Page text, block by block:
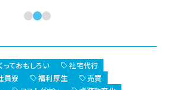
っておもしろい
社宅代行
員寮 福利厚生
売買